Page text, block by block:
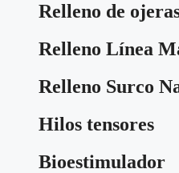
Relleno de
Relleno Línea
Relleno Surco
Hilos tensores
Bioestimulador